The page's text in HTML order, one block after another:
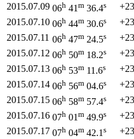
2015.07.09 06h 41 m 36.4s
2015.07.10 06h 44m 30.6s
2015.07.11 06h 47m 24.5s
2015.07.12 06h 50m 18.2s
2015.07.13 06h 53m 11.6s
2015.07.14 06h 56m 04.6s
2015.07.15 06h 58m 57.4s
2015.07.16 07h 01 m 49.9s
2015.07.17 07h 04m 42.1 s